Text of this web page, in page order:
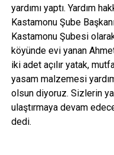
yardımı yaptı. Yardım
Kastamonu Şube
Kastamonu Şubesi
köyünde evi yanan
iki adet açılır yatak,
yasam malzemesi
olsun diyoruz. Sizlerin
ulaştırmaya devam
dedi.